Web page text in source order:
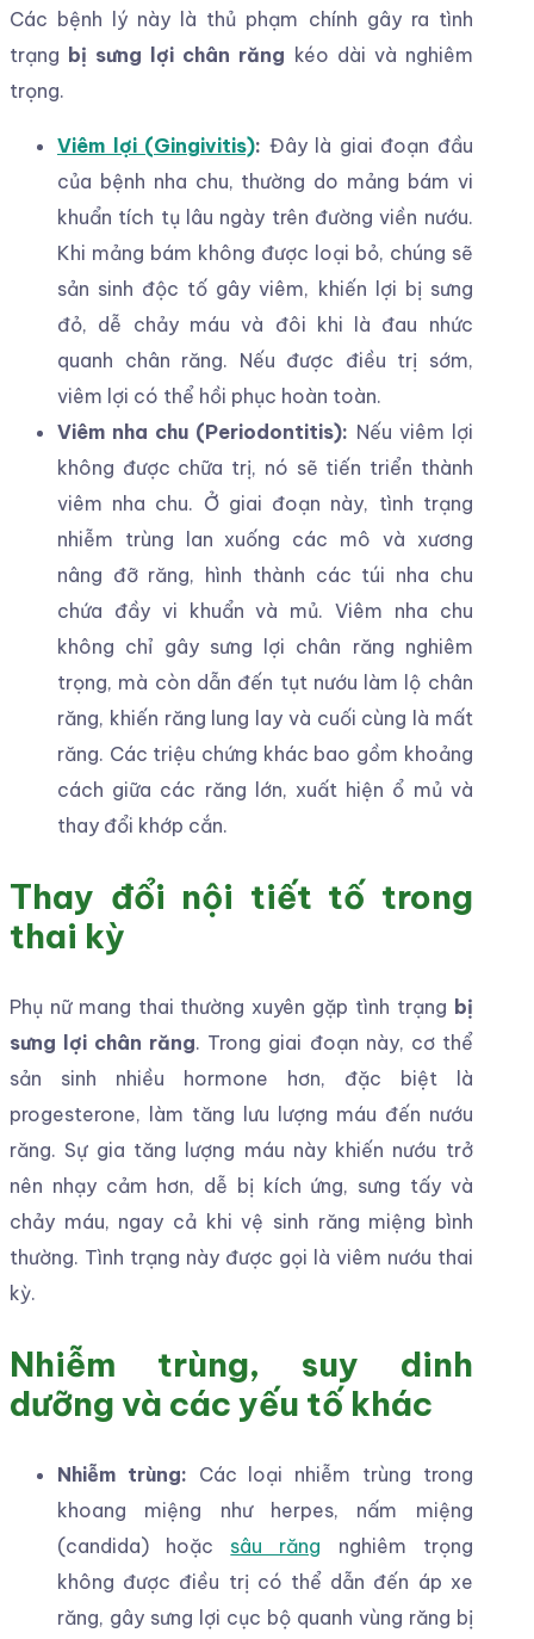
Các bệnh lý này là thủ phạm chính gây ra tình
trạng bị sưng lợi chân răng kéo dài và nghiêm
trọng.
Viêm lợi (Gingivitis): Đây là giai đoạn đầu
của bệnh nha chu, thường do mảng bám vi
khuẩn tích tụ lâu ngày trên đường viền nướu.
Khi mảng bám không được loại bỏ, chúng sẽ
sản sinh độc tố gây viêm, khiến lợi bị sưng
đỏ, dễ chảy máu và đôi khi là đau nhức
quanh chân răng. Nếu được điều trị sớm,
viêm lợi có thể hồi phục hoàn toàn.
Viêm nha chu (Periodontitis): Nếu viêm lợi
không được chữa trị, nó sẽ tiến triển thành
viêm nha chu. Ở giai đoạn này, tình trạng
nhiễm trùng lan xuống các mô và xương
nâng đỡ răng, hình thành các túi nha chu
chứa đầy vi khuẩn và mủ. Viêm nha chu
không chỉ gây sưng lợi chân răng nghiêm
trọng, mà còn dẫn đến tụt nướu làm lộ chân
răng, khiến răng lung lay và cuối cùng là mất
răng. Các triệu chứng khác bao gồm khoảng
cách giữa các răng lớn, xuất hiện ổ mủ và
thay đổi khớp cắn.
Thay đổi nội tiết tố trong
thai kỳ
Phụ nữ mang thai thường xuyên gặp tình trạng bị
sưng lợi chân răng. Trong giai đoạn này, cơ thể
sản sinh nhiều hormone hơn, đặc biệt là
progesterone, làm tăng lưu lượng máu đến nướu
răng. Sự gia tăng lượng máu này khiến nướu trở
nên nhạy cảm hơn, dễ bị kích ứng, sưng tấy và
chảy máu, ngay cả khi vệ sinh răng miệng bình
thường. Tình trạng này được gọi là viêm nướu thai
kỳ.
Nhiễm trùng, suy dinh
dưỡng và các yếu tố khác
Nhiễm trùng: Các loại nhiễm trùng trong
khoang miệng như herpes, nấm miệng
(candida) hoặc sâu răng nghiêm trọng
không được điều trị có thể dẫn đến áp xe
răng, gây sưng lợi cục bộ quanh vùng răng bị